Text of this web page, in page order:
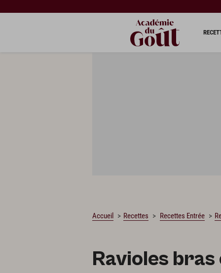
Accueil Recettes Recettes Entrée
Ravioles
CHARGEMENT…